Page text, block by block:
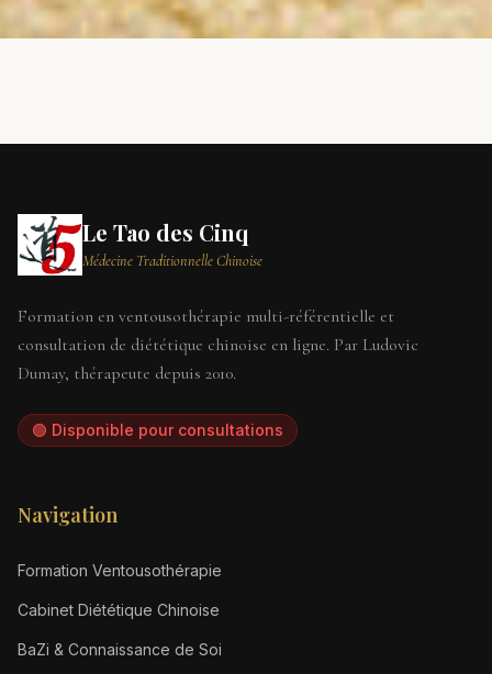
Le Tao des Cinq
Médecine Traditionnelle Chinoise
Formation en ventousothérapie multi-référentielle et
consultation de diététique chinoise en ligne. Par Ludovic
Dumay, thérapeute depuis 2010.
🟢 Disponible pour consultations
Navigation
Formation Ventousothérapie
Cabinet Diététique Chinoise
BaZi & Connaissance de Soi